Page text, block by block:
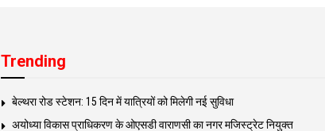
Trending
बेल्थरा रोड स्टेशन: 15 दिन में यात्रियों को मिलेगी नई सुविधा
अयोध्या विकास प्राधिकरण के ओएसडी वाराणसी का नगर मजिस्ट्रेट नियुक्त